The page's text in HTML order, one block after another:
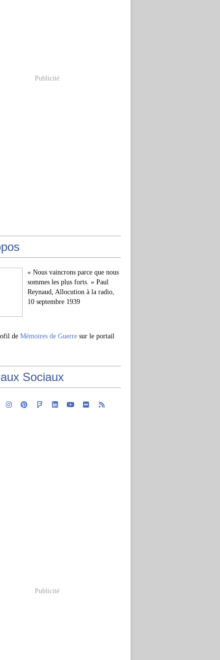
Publicité
« Nous vaincrons parce que nous
sommes les plus forts. » Paul
Reynaud, Allocution à la radio,
10 septembre 1939
de Mémoires de Guerre sur le portail
Sociaux
Publicité